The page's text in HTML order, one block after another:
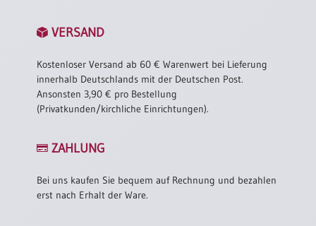
VERSAND
Kostenloser Versand ab 60 € Warenwert bei Lieferung
innerhalb Deutschlands mit der Deutschen Post.
Ansonsten 3,90 € pro Bestellung
(Privatkunden/kirchliche Einrichtungen).
ZAHLUNG
Bei uns kaufen Sie bequem auf Rechnung und bezahlen
erst nach Erhalt der Ware.